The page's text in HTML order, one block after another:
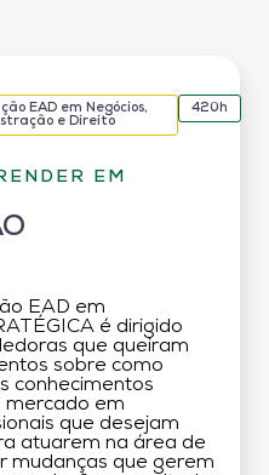
EAD em Negócios,
e Direito
420h
EM
EAD em
é dirigido
que queiram
sobre como
conhecimentos
mercado em
que desejam
atuarem na área de
mudanças que gerem